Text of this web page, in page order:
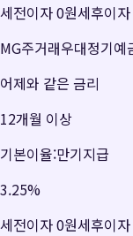
세전이자0원세후이자
MG주거래우대정기예
어제와 같은 금리
12개월 이상
기본이율:만기지급
3.25%
세전이자0원세후이자